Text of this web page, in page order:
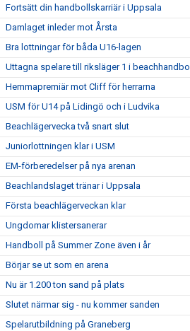
Fortsätt din handbollskarriär i Uppsala
Damlaget inleder mot Årsta
Bra lottningar för båda U16-lagen
Uttagna spelare till riksläger 1 i beachhandboll
Hemmapremiär mot Cliff för herrarna
USM för U14 på Lidingö och i Ludvika
Beachlägervecka två snart slut
Juniorlottningen klar i USM
EM-förberedelser på nya arenan
Beachlandslaget tränar i Uppsala
Första beachlägerveckan klar
Ungdomar klistersanerar
Handboll på Summer Zone även i år
Börjar se ut som en arena
Nu är 1.200 ton sand på plats
Slutet närmar sig - nu kommer sanden
Spelarutbildning på Graneberg